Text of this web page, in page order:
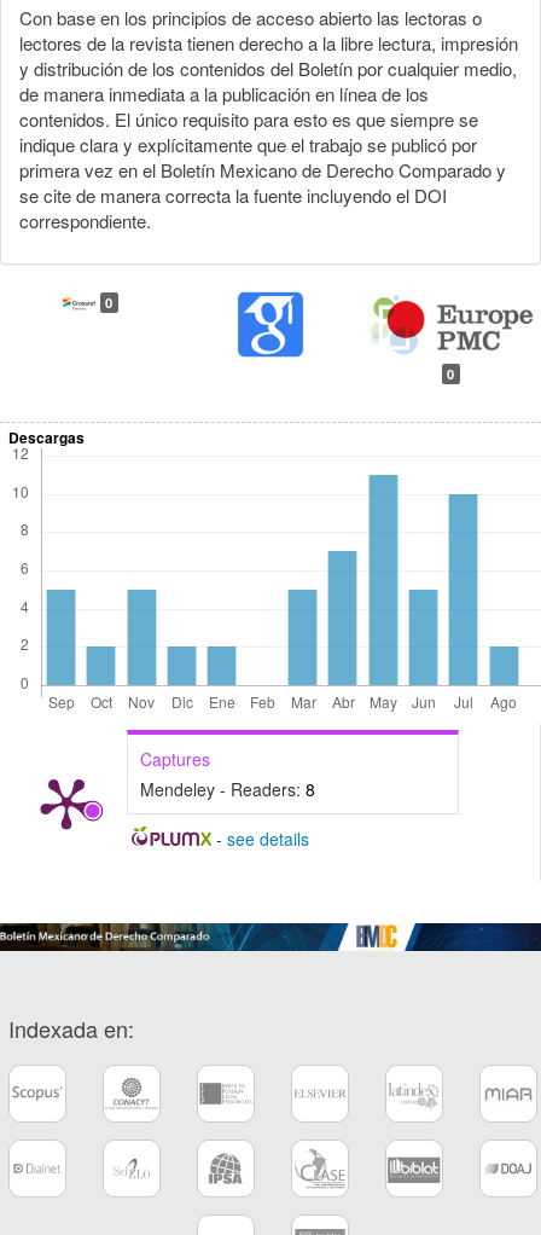
Con base en los principios de acceso abierto las lectoras o
lectores de la revista tienen derecho a la libre lectura, impresión
y distribución de los contenidos del Boletín por cualquier medio,
de manera inmediata a la publicación en línea de los
contenidos. El único requisito para esto es que siempre se
indique clara y explícitamente que el trabajo se publicó por
primera vez en el Boletín Mexicano de Derecho Comparado y
se cite de manera correcta la fuente incluyendo el DOI
correspondiente.
0
0
Descargas
Captures
Mendeley - Readers: 8
- see details
Indexada en: